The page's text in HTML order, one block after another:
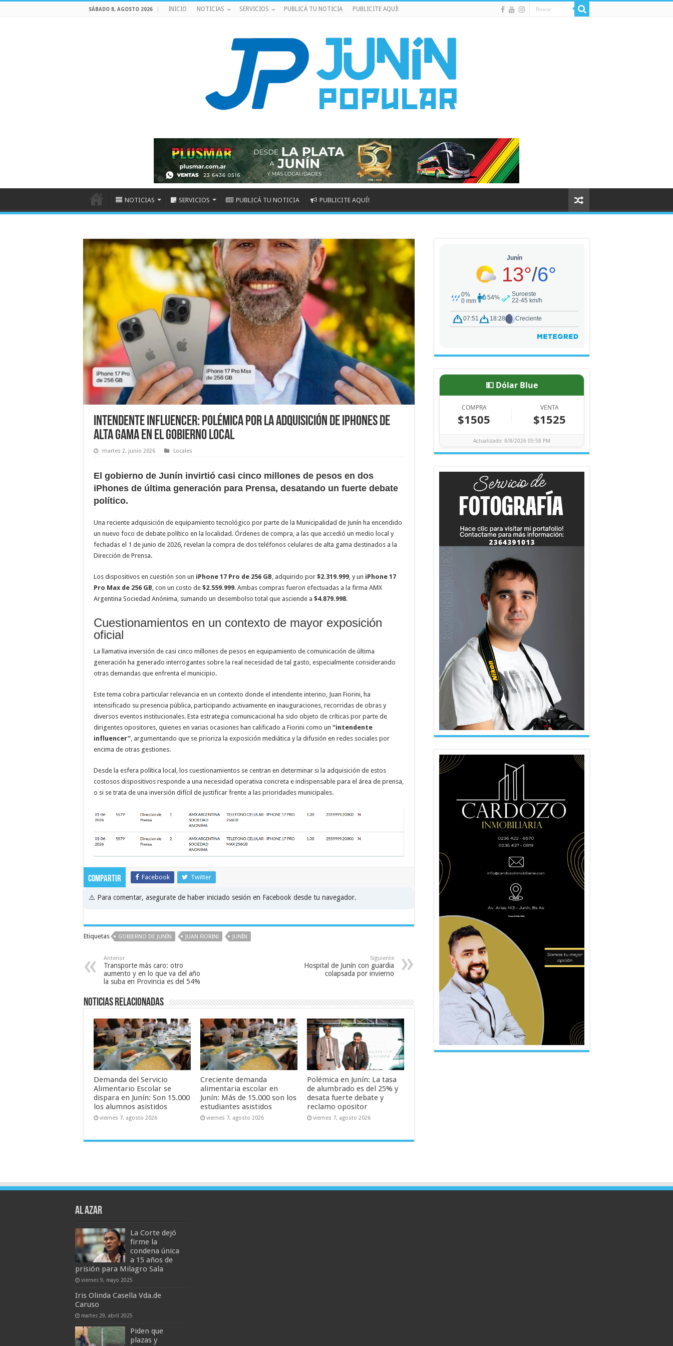
SÁBADO 8, AGOSTO 2026 INICIO NOTICIAS SERVICIOS PUBLICÁ TU NOTICIA PUBLICITE AQUÍ!
NOTICIAS SERVICIOS PUBLICÁ TU NOTICIA PUBLICITE AQUÍ!
Intendente influencer: Polémica por la adquisición de iPhones de
alta gama en el gobierno local
martes 2, junio 2026 Locales
El gobierno de Junín invirtió casi cinco millones de pesos en dos
iPhones de última generación para Prensa, desatando un fuerte debate
político.
Una reciente adquisición de equipamiento tecnológico por parte de la Municipalidad de Junín ha encendido
un nuevo foco de debate político en la localidad. Órdenes de compra, a las que accedió un medio local y
fechadas el 1 de junio de 2026, revelan la compra de dos teléfonos celulares de alta gama destinados a la
Dirección de Prensa.
Los dispositivos en cuestión son un iPhone 17 Pro de 256 GB, adquirido por $2.319.999, y un iPhone 17
Pro Max de 256 GB, con un costo de $2.559.999. Ambas compras fueron efectuadas a la firma AMX
Argentina Sociedad Anónima, sumando un desembolso total que asciende a $4.879.998.
Cuestionamientos en un contexto de mayor exposición
oficial
La llamativa inversión de casi cinco millones de pesos en equipamiento de comunicación de última
generación ha generado interrogantes sobre la real necesidad de tal gasto, especialmente considerando
otras demandas que enfrenta el municipio.
Este tema cobra particular relevancia en un contexto donde el intendente interino, Juan Fiorini, ha
intensificado su presencia pública, participando activamente en inauguraciones, recorridas de obras y
diversos eventos institucionales. Esta estrategia comunicacional ha sido objeto de críticas por parte de
dirigentes opositores, quienes en varias ocasiones han calificado a Fiorini como un “intendente
influencer”, argumentando que se prioriza la exposición mediática y la difusión en redes sociales por
encima de otras gestiones.
Desde la esfera política local, los cuestionamientos se centran en determinar si la adquisición de estos
costosos dispositivos responde a una necesidad operativa concreta e indispensable para el área de prensa,
o si se trata de una inversión difícil de justificar frente a las prioridades municipales.
Compartir Facebook Twitter
⚠️ Para comentar, asegurate de haber iniciado sesión en Facebook desde tu navegador.
Etiquetas GOBIERNO DE JUNÍN JUAN FIORINI JUNÍN
Anterior
Transporte más caro: otro
aumento y en lo que va del año
la suba en Provincia es del 54%
Siguiente
Hospital de Junín con guardia
colapsada por invierno
Noticias relacionadas
Demanda del Servicio
Alimentario Escolar se
dispara en Junín: Son 15.000
los alumnos asistidos
viernes 7, agosto 2026
Creciente demanda
alimentaria escolar en
Junín: Más de 15.000 son los
estudiantes asistidos
viernes 7, agosto 2026
Polémica en Junín: La tasa
de alumbrado es del 25% y
desata fuerte debate y
reclamo opositor
viernes 7, agosto 2026
💵 Dólar Blue
COMPRA
$1505
VENTA
$1525
Actualizado: 8/8/2026 05:58 PM
AL AZAR
La Corte dejó
firme la
condena única
a 15 años de
prisión para Milagro Sala
viernes 9, mayo 2025
Iris Olinda Casella Vda.de
Caruso
martes 29, abril 2025
Piden que
plazas y